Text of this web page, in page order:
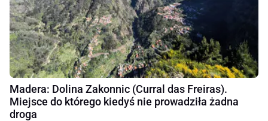
Madera: Dolina Zakonnic (Curral das Freiras).
Miejsce do którego kiedyś nie prowadziła żadna
droga